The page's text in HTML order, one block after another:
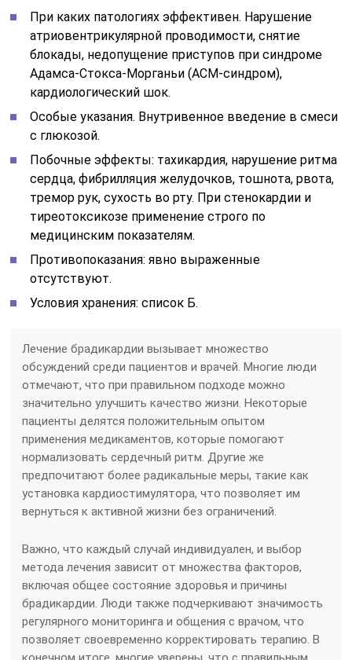
При каких патологиях эффективен. Нарушение
атриовентрикулярной проводимости, снятие
блокады, недопущение приступов при синдроме
Адамса-Стокса-Морганьи (АСМ-синдром),
кардиологический шок.
Особые указания. Внутривенное введение в смеси
с глюкозой.
Побочные эффекты: тахикардия, нарушение ритма
сердца, фибрилляция желудочков, тошнота, рвота,
тремор рук, сухость во рту. При стенокардии и
тиреотоксикозе применение строго по
медицинским показателям.
Противопоказания: явно выраженные
отсутствуют.
Условия хранения: список Б.
Лечение брадикардии вызывает множество
обсуждений среди пациентов и врачей. Многие люди
отмечают, что при правильном подходе можно
значительно улучшить качество жизни. Некоторые
пациенты делятся положительным опытом
применения медикаментов, которые помогают
нормализовать сердечный ритм. Другие же
предпочитают более радикальные меры, такие как
установка кардиостимулятора, что позволяет им
вернуться к активной жизни без ограничений.
Важно, что каждый случай индивидуален, и выбор
метода лечения зависит от множества факторов,
включая общее состояние здоровья и причины
брадикардии. Люди также подчеркивают значимость
регулярного мониторинга и общения с врачом, что
позволяет своевременно корректировать терапию. В